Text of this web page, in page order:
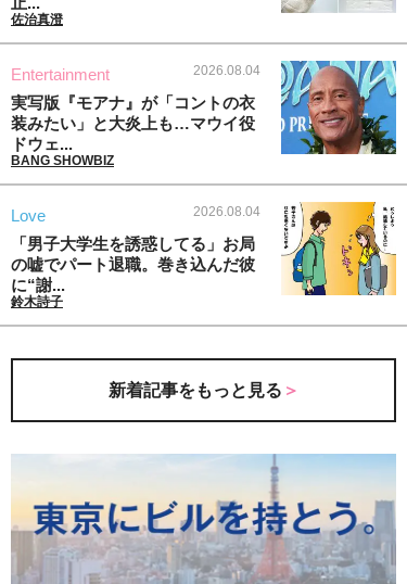
佐治真澄
Entertainment 2026.08.04
実写版『モアナ』が「コントの衣
装みたい」と大炎上も…マウイ役
ドウェ...
BANG SHOWBIZ
Love 2026.08.04
「男子大学生を誘惑してる」お局
の嘘でパート退職。巻き込んだ彼
に“謝...
鈴木詩子
新着記事をもっと見る